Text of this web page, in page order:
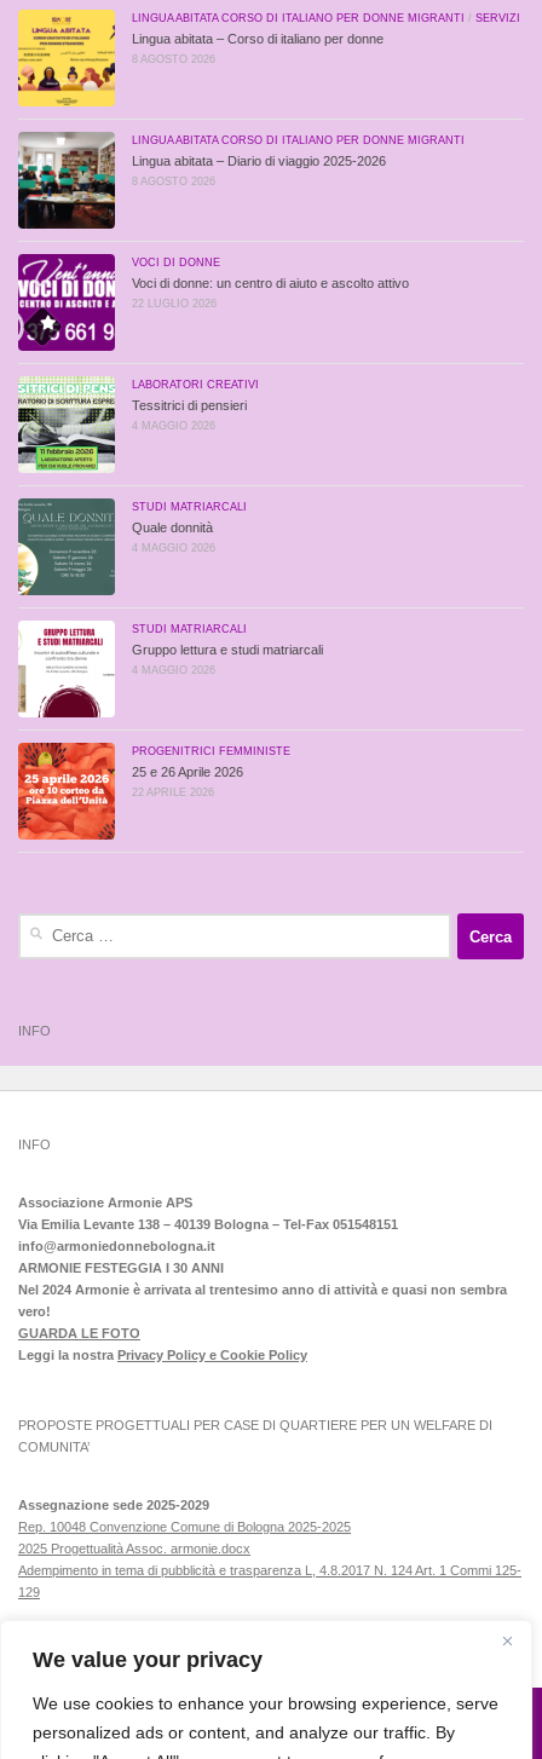
We value your privacy
We use cookies to enhance your browsing experience, serve
personalized ads or content, and analyze our traffic. By
LINGUA ABITATA CORSO DI ITALIANO PER DONNE MIGRANTI / SERVIZI
Lingua abitata – Corso di italiano per donne
8 AGOSTO 2026
LINGUA ABITATA CORSO DI ITALIANO PER DONNE MIGRANTI
Lingua abitata – Diario di viaggio 2025-2026
8 AGOSTO 2026
VOCI DI DONNE
Voci di donne: un centro di aiuto e ascolto attivo
22 LUGLIO 2026
LABORATORI CREATIVI
Tessitrici di pensieri
4 MAGGIO 2026
STUDI MATRIARCALI
Quale donnità
4 MAGGIO 2026
STUDI MATRIARCALI
Gruppo lettura e studi matriarcali
4 MAGGIO 2026
PROGENITRICI FEMMINISTE
25 e 26 Aprile 2026
22 APRILE 2026
Ricerca
INFO
INFO
Associazione Armonie APS
Via Emilia Levante 138 – 40139 Bologna – Tel-Fax 051548151
info@armoniedonnebologna.it
ARMONIE FESTEGGIA I 30 ANNI
Nel 2024 Armonie è arrivata al trentesimo anno di attività e quasi non sembra
vero!
GUARDA LE FOTO
Leggi la nostra Privacy Policy e Cookie Policy
PROPOSTE PROGETTUALI PER CASE DI QUARTIERE PER UN WELFARE DI
COMUNITA’
Assegnazione sede 2025-2029
Rep. 10048 Convenzione Comune di Bologna 2025-2025
2025 Progettualità Assoc. armonie.docx
Adempimento in tema di pubblicità e trasparenza L, 4.8.2017 N. 124 Art. 1 Commi 125-
129